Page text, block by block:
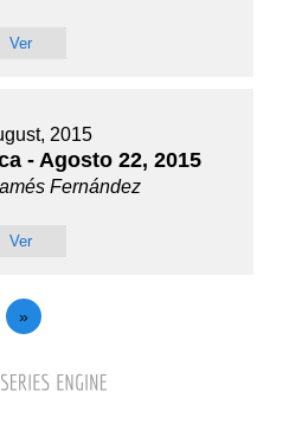
Ver
2015
- Agosto 22, 2015
Fernández
Ver
»